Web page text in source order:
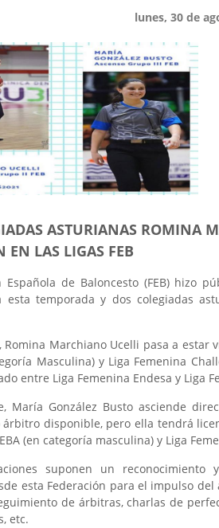
lunes, 30 de
ASTURIANAS ROMINA
EN LAS LIGAS FEB
Española de Baloncesto (FEB) hizo
esta temporada y dos colegiadas
Romina Marchiano Ucelli pasa a estar
Masculina) y Liga Femenina
entre Liga Femenina Endesa y Liga
María González Busto asciende
disponible, pero ella tendrá
(en categoría masculina) y Liga
suponen un
esta Federación para el impulso
de árbitras, charlas de
etc.